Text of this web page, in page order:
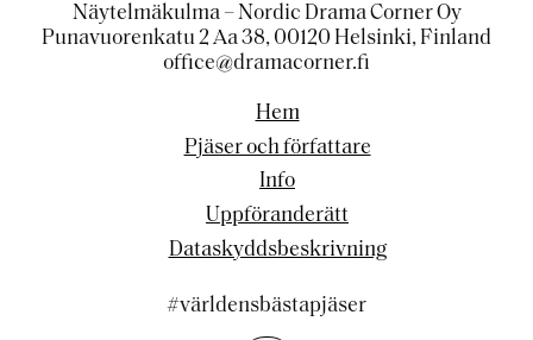
Näytelmäkulma – Nordic Drama Corner Oy
Punavuorenkatu 2 Aa 38, 00120 Helsinki, Finland
office@dramacorner.fi
Hem
Pjäser och författare
Info
Uppföranderätt
Dataskyddsbeskrivning
#världensbästapjäser